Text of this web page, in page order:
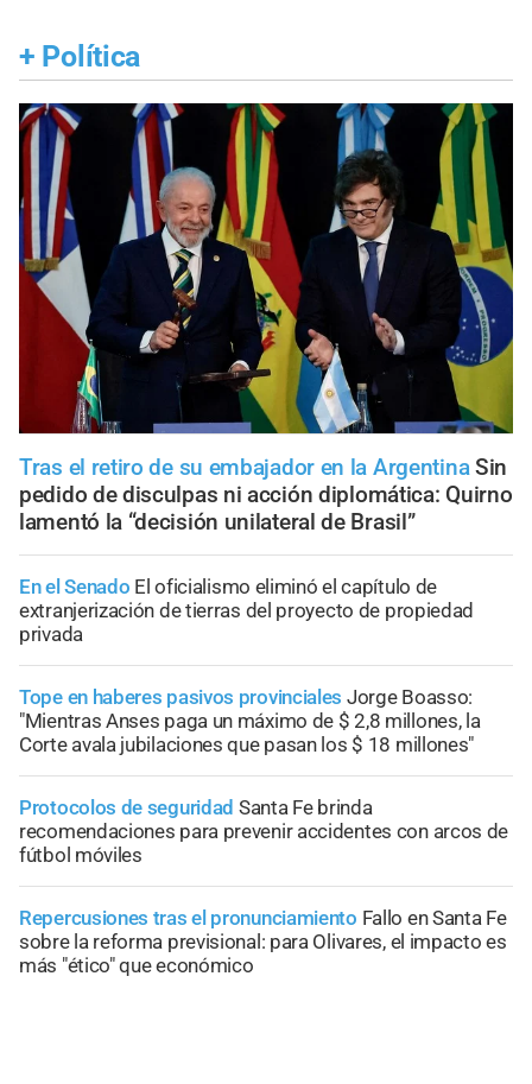
+ Política
Tras el retiro de su embajador en la Argentina Sin
pedido de disculpas ni acción diplomática: Quirno
lamentó la “decisión unilateral de Brasil”
En el Senado El oficialismo eliminó el capítulo de
extranjerización de tierras del proyecto de propiedad
privada
Tope en haberes pasivos provinciales Jorge Boasso:
"Mientras Anses paga un máximo de $ 2,8 millones, la
Corte avala jubilaciones que pasan los $ 18 millones"
Protocolos de seguridad Santa Fe brinda
recomendaciones para prevenir accidentes con arcos de
fútbol móviles
Repercusiones tras el pronunciamiento Fallo en Santa Fe
sobre la reforma previsional: para Olivares, el impacto es
más "ético" que económico